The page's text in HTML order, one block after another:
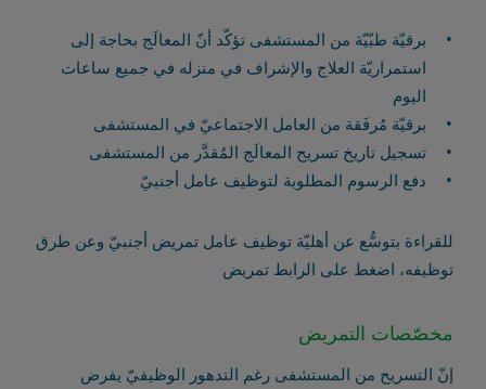
برقيّة طبّيّة من المستشفى تؤكّد أنّ المعالَج بحاجة إلى
استمراريّة العلاج والإشراف في منزله في جميع ساعات
اليوم
برقيّة مُرفَقة من العامل الاجتماعيّ في المستشفى
تسجيل تاريخ تسريح المعالَج المُقدَّر من المستشفى
دفع الرسوم المطلوبة لتوظيف عامل أجنبيّ
للقراءة بتوسُّع عن أهليّة توظيف عامل تمريض أجنبيّ وعن طرق
توظيفه، اضغط على الرابط تمريض
مخصّصات التمريض
إنّ التسريح من المستشفى رغم التدهور الوظيفيّ يفرض